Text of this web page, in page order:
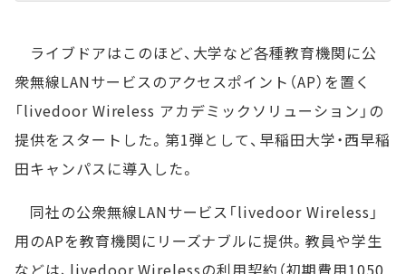
ライブドアはこのほど、大学など各種教育機関に公
衆無線LANサービスのアクセスポイント（AP）を置く
「livedoor Wireless アカデミックソリューション」の
提供をスタートした。第1弾として、早稲田大学・西早稲
田キャンパスに導入した。
同社の公衆無線LANサービス「livedoor Wireless」
用のAPを教育機関にリーズナブルに提供。教員や学生
などは、livedoor Wirelessの利用契約（初期費用1050